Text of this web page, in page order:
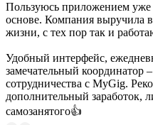
Пользуюсь приложением уже
основе. Компания выручила
жизни, с тех пор так и
Удобный интерфейс,
замечательный координатор
сотрудничества с MyGig.
дополнительный заработок,
самозанятого👍